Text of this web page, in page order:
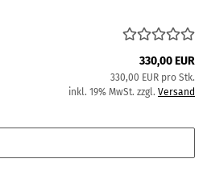
330,00 EUR
330,00 EUR pro Stk.
inkl. 19% MwSt. zzgl. Versand